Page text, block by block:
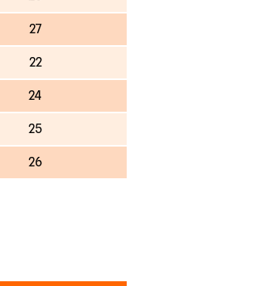
27
22
24
25
26